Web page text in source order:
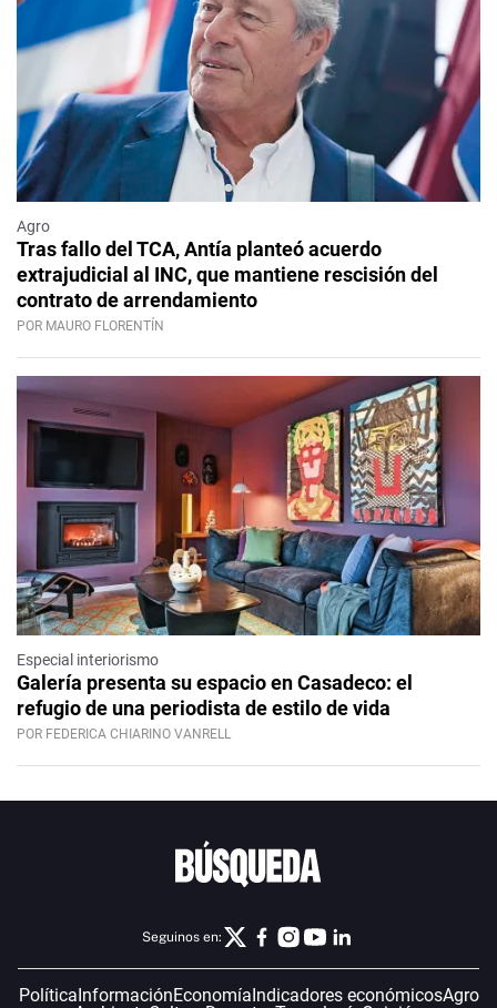
Agro
Tras fallo del TCA, Antía planteó acuerdo
extrajudicial al INC, que mantiene rescisión del
contrato de arrendamiento
POR MAURO FLORENTÍN
Especial interiorismo
Galería presenta su espacio en Casadeco: el
refugio de una periodista de estilo de vida
POR FEDERICA CHIARINO VANRELL
Seguinos en:
PolíticaInformaciónEconomíaIndicadores económicosAgro